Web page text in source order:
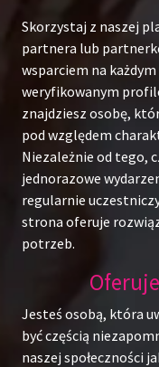
Skorzystaj z naszej
partnera lub
wsparciem na
weryfikowanym
znajdziesz osobę,
pod względem
Niezależnie od tego,
jednorazowe
regularnie
strona oferuje
potrzeb.
Jesteś osobą, która
być częścią
naszej społeczności